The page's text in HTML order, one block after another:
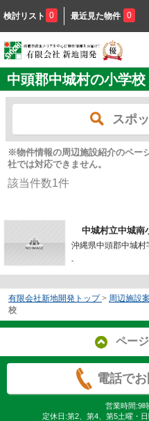
検討リスト 0 最近見た物件 0
中頭郡中城村の小学校
スポ
※物件情報の周辺施設紹介のペー
社では対応できません。
該当件数1件
中城村立中城南
沖縄県中頭郡中城村
-
有限会社新地開発トップ > 周辺施設
校
ペー
電話で
営業時間:9
定休日:第2、第4、第5土曜・